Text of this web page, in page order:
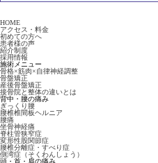
HOME
アクセス・料金
初めての方へ
患者様の声
紹介制度
採用情報
施術メニュー
骨格×筋肉×自律神経調整
骨盤矯正
産後骨盤矯正
接骨院と整体の違いとは
背中・腰の痛み
ぎっくり腰
腰椎椎間板ヘルニア
腰痛
坐骨神経痛
脊柱管狭窄症
変形性股関節症
腰椎分離症・すべり症
側湾症（そくわんしょう）